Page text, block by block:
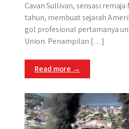
Cavan Sullivan, sensasi remaja
tahun, membuat sejarah
gol profesional pertamanya
Union. Penampilan […]
Read more →